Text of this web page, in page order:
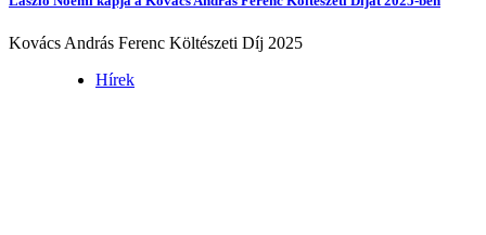
Kovács András Ferenc Költészeti Díj 2025
Hírek